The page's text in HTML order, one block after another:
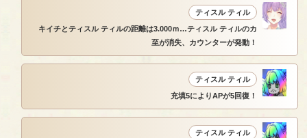
ティスル ティル
キイチとティスル ティルの距離は3.000ｍ…ティスル ティルのカ
至が消失、カウンターが発動！
ティスル ティル
充填5によりAPが5回復！
ティスル ティル